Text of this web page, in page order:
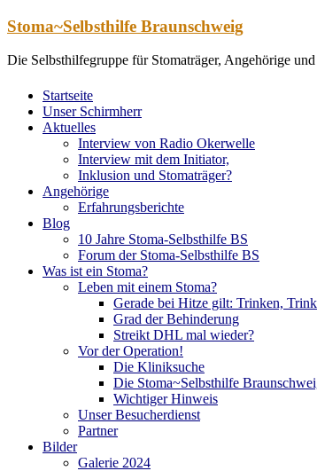
Zum
springen
Stoma~Selbsthilfe Braunschweig
Die Selbsthilfegruppe für Stomaträger, Angehörige
Startseite
Unser Schirmherr
Aktuelles
Interview von Radio Okerwelle
Interview mit dem Initiator,
Inklusion und Stomaträger?
Angehörige
Erfahrungsberichte
Blog
10 Jahre Stoma-Selbsthilfe BS
Forum der Stoma-Selbsthilfe BS
Was ist ein Stoma?
Leben mit einem Stoma?
Gerade bei Hitze gilt: Trinken,
Grad der Behinderung
Streikt DHL mal wieder?
Vor der Operation!
Die Kliniksuche
Die Stoma~Selbsthilfe
Wichtiger Hinweis
Unser Besucherdienst
Partner
Bilder
Galerie 2024